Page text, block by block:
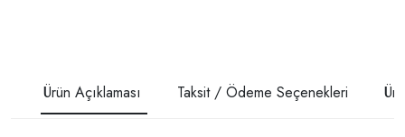
Ürün Açıklaması Taksit / Ödeme Seçenekleri